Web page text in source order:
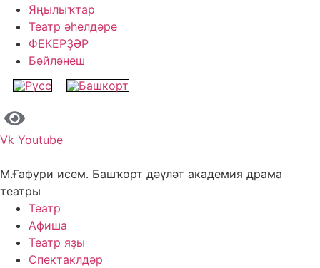
Яңылыҡтар
Театр әһелдәре
ФЕКЕРҘӘР
Бәйләнеш
Vk Youtube
М.Ғафури исем. Башҡорт дәүләт академия драма
театры
Театр
Афиша
Театр яҙы
Спектаклдәр